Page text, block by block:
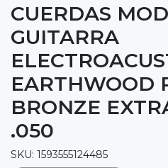
CUERDAS
GUITARRA
EARTHWOOD
BRONZE
.050
SKU: 1593555124485